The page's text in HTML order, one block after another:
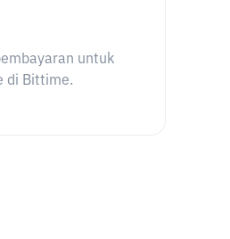
untuk
di Bittime.